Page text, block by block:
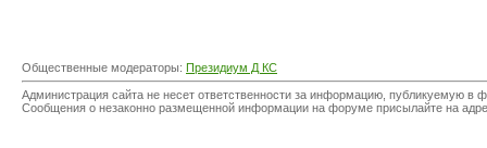
Общественные модераторы: Президиум Д КС
Администрация сайта не несет ответственности за информацию, публикуемую
Сообщения о незаконно размещенной информации на форуме присылайте на